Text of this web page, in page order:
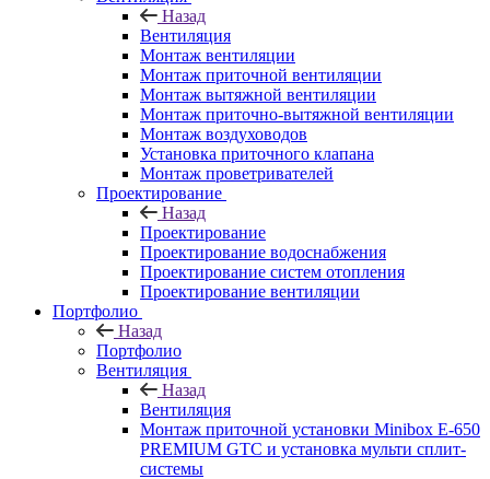
Назад
Вентиляция
Монтаж вентиляции
Монтаж приточной вентиляции
Монтаж вытяжной вентиляции
Монтаж приточно-вытяжной вентиляции
Монтаж воздуховодов
Установка приточного клапана
Монтаж проветривателей
Проектирование
Назад
Проектирование
Проектирование водоснабжения
Проектирование систем отопления
Проектирование вентиляции
Портфолио
Назад
Портфолио
Вентиляция
Назад
Вентиляция
Монтаж приточной установки Minibox E-650
PREMIUM GTC и установка мульти сплит-
системы